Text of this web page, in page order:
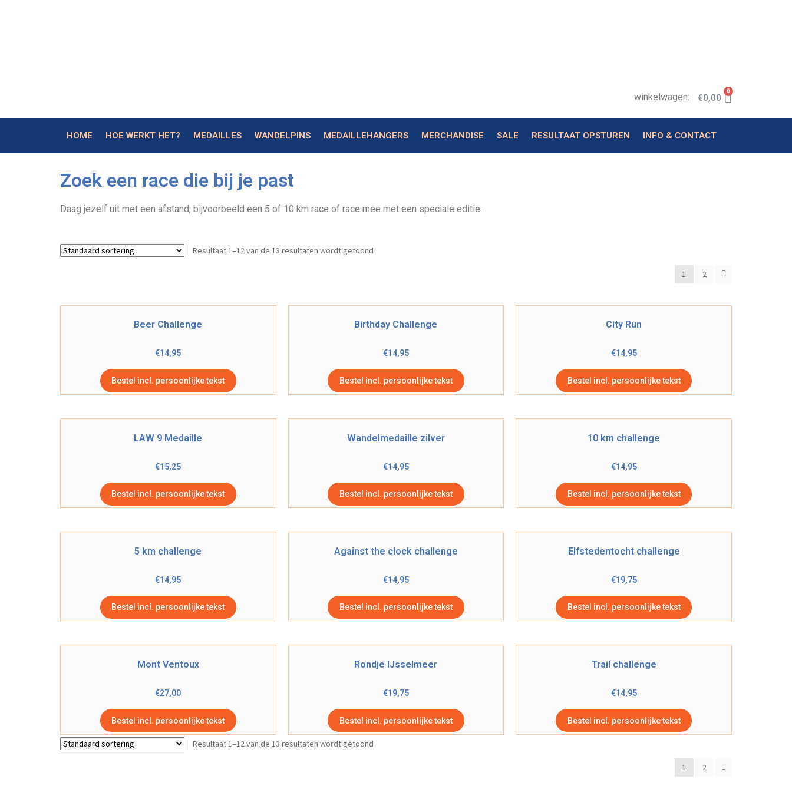
winkelwagen: €0,00
0
HOME HOE WERKT HET? MEDAILLES WANDELPINS MEDAILLEHANGERS MERCHANDISE SALE RESULTAAT OPSTUREN INFO & CONTACT
Zoek een race die bij je past
Daag jezelf uit met een afstand, bijvoorbeeld een 5 of 10 km race of race mee met een speciale editie.
Resultaat 1–12 van de 13 resultaten wordt getoond
1 2
Beer Challenge
€14,95
Bestel incl. persoonlijke tekst
Birthday Challenge
€14,95
Bestel incl. persoonlijke tekst
City Run
€14,95
Bestel incl. persoonlijke tekst
LAW 9 Medaille
€15,25
Bestel incl. persoonlijke tekst
Wandelmedaille zilver
€14,95
Bestel incl. persoonlijke tekst
10 km challenge
€14,95
Bestel incl. persoonlijke tekst
5 km challenge
€14,95
Bestel incl. persoonlijke tekst
Against the clock challenge
€14,95
Bestel incl. persoonlijke tekst
Elfstedentocht challenge
€19,75
Bestel incl. persoonlijke tekst
Mont Ventoux
€27,00
Bestel incl. persoonlijke tekst
Rondje IJsselmeer
€19,75
Bestel incl. persoonlijke tekst
Trail challenge
€14,95
Bestel incl. persoonlijke tekst
Resultaat 1–12 van de 13 resultaten wordt getoond
1 2